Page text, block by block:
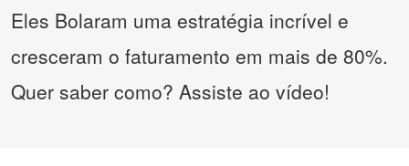
Eles Bolaram uma estratégia incrível e
cresceram o faturamento em mais de 80%.
Quer saber como? Assiste ao vídeo!